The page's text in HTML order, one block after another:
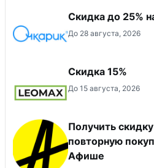
Скидка до 25%
До 28 августа, 2026
Скидка 15%
До 15 августа, 2026
Получить
повторную
Афише